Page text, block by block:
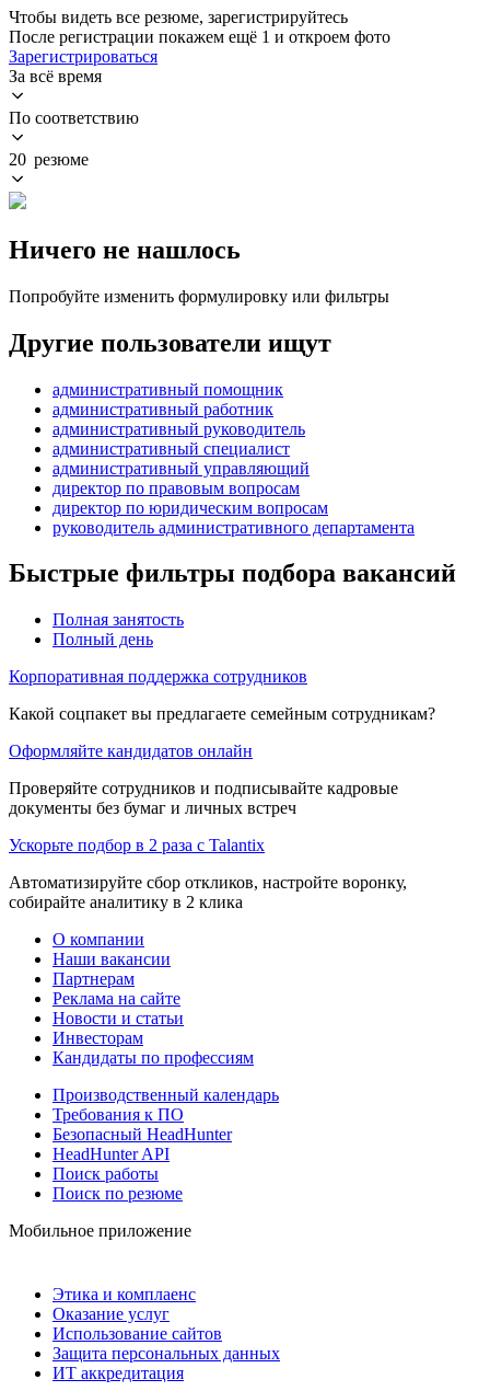
Чтобы видеть все резюме, зарегистрируйтесь
После регистрации покажем ещё 1 и откроем фото
Зарегистрироваться
За всё время
По соответствию
20 резюме
Ничего не нашлось
Попробуйте изменить формулировку или фильтры
Другие пользователи ищут
административный помощник
административный работник
административный руководитель
административный специалист
административный управляющий
директор по правовым вопросам
директор по юридическим вопросам
руководитель административного департамента
Быстрые фильтры подбора вакансий
Полная занятость
Полный день
Корпоративная поддержка сотрудников
Какой соцпакет вы предлагаете семейным сотрудникам?
Оформляйте кандидатов онлайн
Проверяйте сотрудников и подписывайте кадровые
документы без бумаг и личных встреч
Ускорьте подбор в 2 раза с Talantix
Автоматизируйте сбор откликов, настройте воронку,
собирайте аналитику в 2 клика
О компании
Наши вакансии
Партнерам
Реклама на сайте
Новости и статьи
Инвесторам
Кандидаты по профессиям
Производственный календарь
Требования к ПО
Безопасный HeadHunter
HeadHunter API
Поиск работы
Поиск по резюме
Мобильное приложение
Этика и комплаенс
Оказание услуг
Использование сайтов
Защита персональных данных
ИТ аккредитация